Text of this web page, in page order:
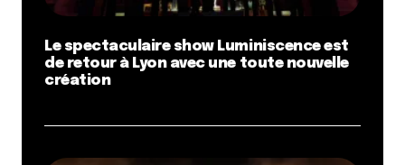
Le spectaculaire show Luminiscence est
de retour à Lyon avec une toute nouvelle
création